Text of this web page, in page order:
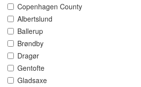
Copenhagen County
Albertslund
Ballerup
Brøndby
Dragør
Gentofte
Gladsaxe